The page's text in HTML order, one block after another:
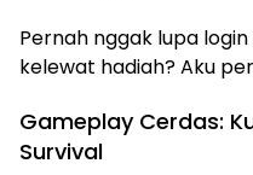
Pernah nggak lupa
kelewat hadiah? Aku
Gameplay Cerdas:
Survival